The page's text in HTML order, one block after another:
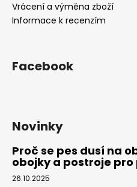
Vrácení a výměna zboží
Informace k recenzím
Facebook
Novinky
Proč se pes dusí na
obojky a postroje pro
26.10.2025